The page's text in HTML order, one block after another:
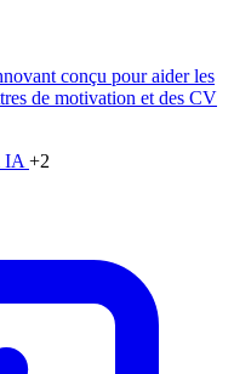
conçu pour aider les
de motivation et des CV
IA +2